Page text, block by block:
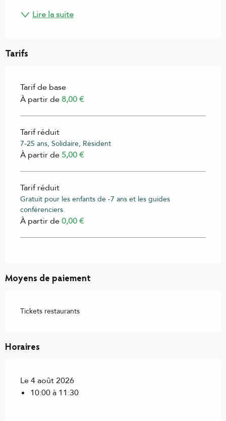
Lire la suite
Tarifs
Tarif de base
À partir de8,00 €
Tarif réduit
7-25 ans, Solidaire, Résident
À partir de 5,00 €
Tarif réduit
Gratuit pour les enfants de -7 ans et les guides
conférenciers.
À partir de0,00 €
Moyens de paiement
Tickets restaurants
Horaires
Le 4 août 2026
10:00 à 11:30